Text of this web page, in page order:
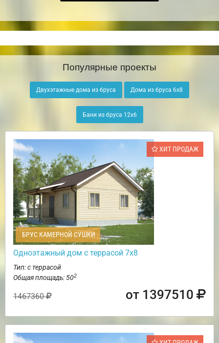
Популярные проекты
Двухэтажные дома из бруса Дома из бруса 6х8
Бани из бруса 12х6
ХИТ ПРОДАЖ
БРУС КАМЕРНОЙ СУШКИ
Одноэтажный дом с террасой 7х8
Тип: с террасой
Общая площадь: 502
1467360 от 1397510